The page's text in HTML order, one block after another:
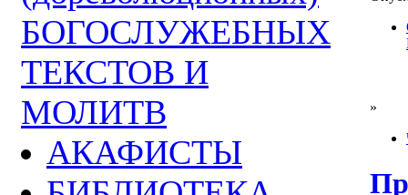
БОГОСЛУЖЕБНЫХ
ТЕКСТОВ И
МОЛИТВ
АКАФИСТЫ
»